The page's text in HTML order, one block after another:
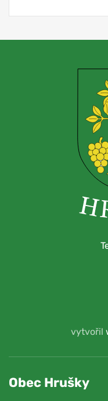
vytvořil
Obec Hrušky